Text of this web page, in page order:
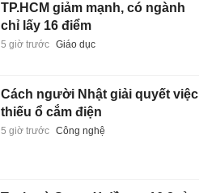
TP.HCM giảm mạnh, có ngành
chỉ lấy 16 điểm
5 giờ trước Giáo dục
Cách người Nhật giải quyết việc
thiếu ổ cắm điện
5 giờ trước Công nghệ